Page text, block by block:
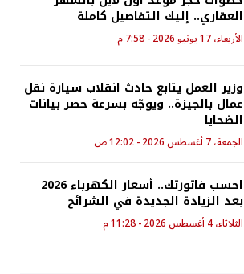
العقاري.. إليك التفاصيل كاملة
الأربعاء، 17 يونيو 2026 - 7:58 م
وزير العمل يتابع حادث انقلاب سيارة نقل
عمال بالجيزة.. ويوجّه بسرعة حصر بيانات
الضحايا
الجمعة، 7 أغسطس 2026 - 12:02 ص
احسب فاتورتك.. أسعار الكهرباء 2026
بعد الزيادة الجديدة في الشرائح
الثلاثاء، 4 أغسطس 2026 - 11:28 م